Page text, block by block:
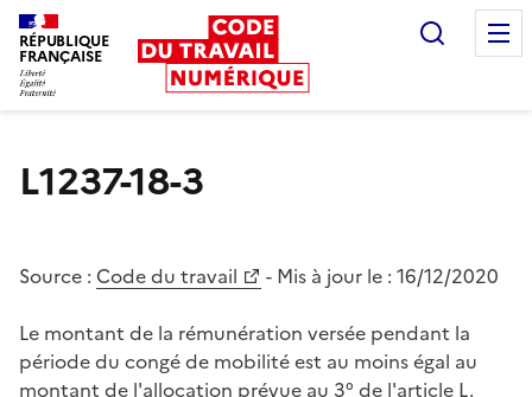
RÉPUBLIQUE
FRANÇAISE
L1237-18-3
Source : Code du travail - Mis à jour le : 16/12/2020
Le montant de la rémunération versée pendant la
période du congé de mobilité est au moins égal au
montant de l'allocation prévue au 3° de l'article L.